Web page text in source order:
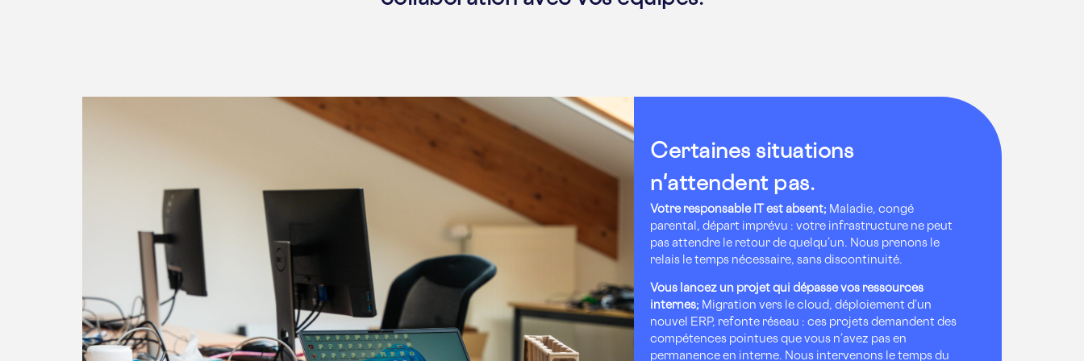
Certaines situations
n'attendent pas.
Votre responsable IT est absent; Maladie, congé
parental, départ imprévu : votre infrastructure ne peut
pas attendre le retour de quelqu’un. Nous prenons le
relais le temps nécessaire, sans discontinuité.
Vous lancez un projet qui dépasse vos ressources
internes; Migration vers le cloud, déploiement d’un
nouvel ERP, refonte réseau : ces projets demandent des
compétences pointues que vous n’avez pas en
permanence en interne. Nous intervenons le temps du